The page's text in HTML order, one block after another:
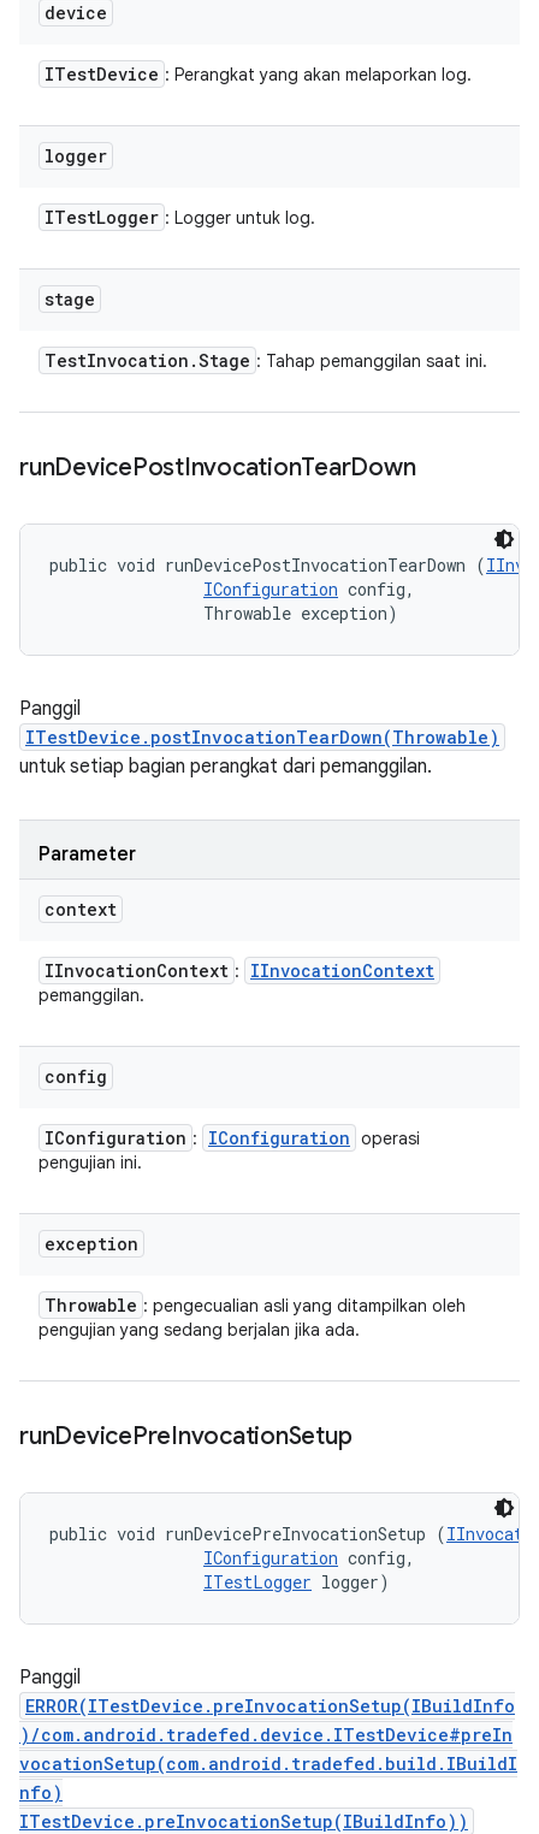
device
ITestDevice : Perangkat yang akan melaporkan log.
logger
ITestLogger : Logger untuk log.
stage
TestInvocation .Stage : Tahap pemanggilan saat ini.
runDevicePostInvocationTearDown
public void runDevicePostInvocationTearDown (
IConfiguration config,
                Throwable exception)
Panggil
ITestDevice.postInvocationTearDown(Throwable)
untuk setiap bagian perangkat dari pemanggilan.
Parameter
context
IInvocationContext : IInvocationContext
pemanggilan.
config
IConfiguration : IConfiguration operasi
pengujian ini.
exception
Throwable : pengecualian asli yang ditampilkan oleh
pengujian yang sedang berjalan jika ada.
runDevicePreInvocationSetup
public void runDevicePreInvocationSetup (
IConfiguration config,
ITestLogger logger)
Panggil
ERROR(ITestDevice.preInvocationSetup(IBuildInfo
)/com.android.tradefed.device.ITestDevice#preIn
vocationSetup(com.android.tradefed.build.IBuildI
nfo)
ITestDevice.preInvocationSetup(IBuildInfo))